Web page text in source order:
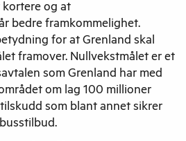
og at
bedre framkommelighet.
for at Grenland skal
framover. Nullvekstmålet er et
som Grenland har med
om lag 100 millioner
som blant annet sikrer